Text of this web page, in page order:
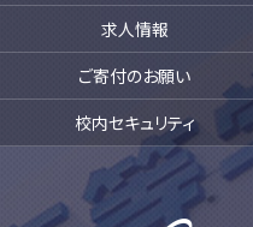
求人情報
ご寄付のお願い
校内セキュリティ